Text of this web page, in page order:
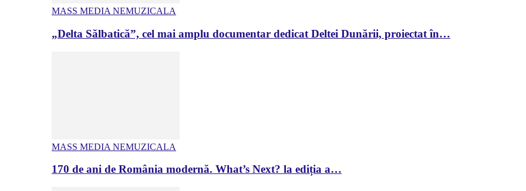
MASS MEDIA NEMUZICALA
„Delta Sălbatică”, cel mai amplu documentar dedicat Deltei Dunării, proiectat în…
MASS MEDIA NEMUZICALA
170 de ani de România modernă. What’s Next? la ediția a…